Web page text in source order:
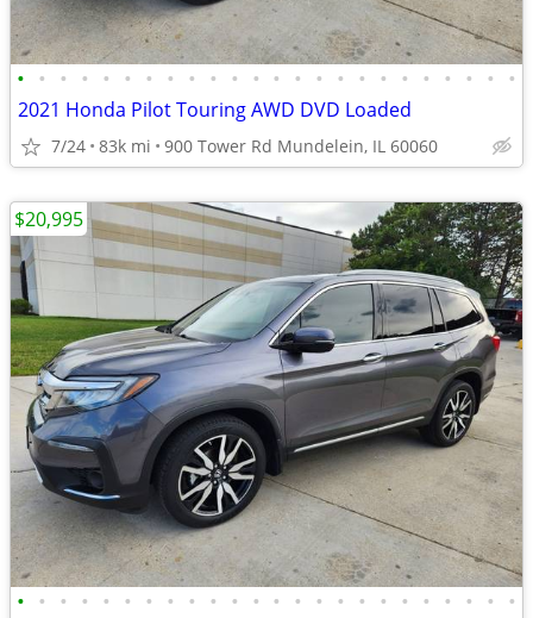
• • • • • • • • • • • • • • • • • • • • • • • •
2021 Honda Pilot Touring AWD DVD Loaded
7/24 83k mi 900 Tower Rd Mundelein, IL 60060
• • • • • • • • • • • • • • • • • • • • • • • •
$20,995